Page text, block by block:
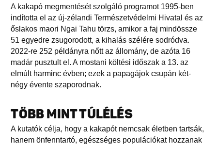
A kakapó megmentését szolgáló programot 1995-ben
indította el az új-zélandi Természetvédelmi Hivatal és az
őslakos maori Ngai Tahu törzs, amikor a faj mindössze
51 egyedre zsugorodott, a kihalás szélére sodródva.
2022-re 252 példányra nőtt az állomány, de azóta 16
madár pusztult el. A mostani költési időszak a 13. az
elmúlt harminc évben; ezek a papagájok csupán két-
négy évente szaporodnak.
TÖBB MINT TÚLÉLÉS
A kutatók célja, hogy a kakapót nemcsak életben tartsák,
hanem önfenntartó, egészséges populációkat hozzanak